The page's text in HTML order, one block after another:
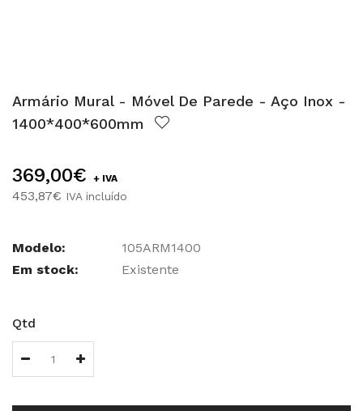
Armário Mural - Móvel De Parede - Aço Inox -
1400*400*600mm
369,00€ + IVA
453,87€ IVA incluído
Modelo:
105ARM1400
Em stock:
Existente
Qtd